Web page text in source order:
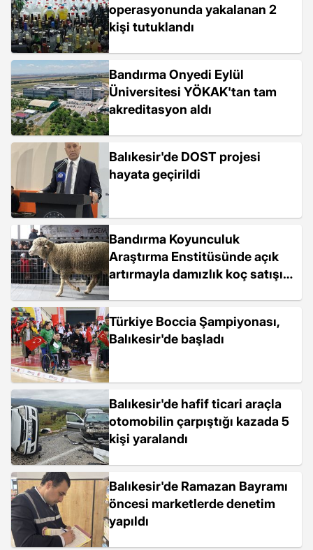
operasyonunda yakalanan 2
kişi tutuklandı
Bandırma Onyedi Eylül
Üniversitesi YÖKAK'tan tam
akreditasyon aldı
Balıkesir'de DOST projesi
hayata geçirildi
Bandırma Koyunculuk
Araştırma Enstitüsünde açık
artırmayla damızlık koç satışı
Türkiye Boccia Şampiyonası,
Balıkesir'de başladı
Balıkesir'de hafif ticari araçla
otomobilin çarpıştığı kazada 5
kişi yaralandı
Balıkesir'de Ramazan Bayramı
öncesi marketlerde denetim
yapıldı